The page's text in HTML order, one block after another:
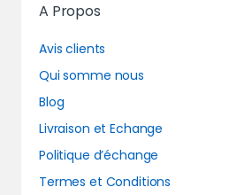
A Propos
Avis clients
Qui somme nous
Blog
Livraison et Echange
Politique d’échange
Termes et Conditions